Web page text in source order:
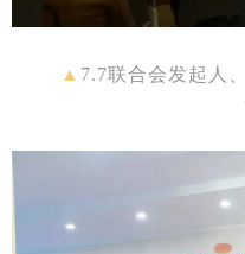
▲ 7.7联合会发起人